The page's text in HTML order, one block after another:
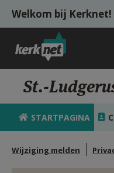
Overslaan en naar de
Welkom bij Kerknet!
KERK
SHOP
St.-
STARTPAGINA
Wijziging melden